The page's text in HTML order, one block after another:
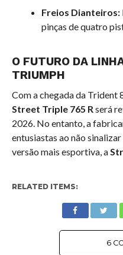
Freios Dianteiros:
pinças de quatro
O FUTURO DA
TRIUMPH
Com a chegada da Trident
Street Triple 765 Rserá
2026. No entanto, a
entusiastas ao não
versão mais esportiva, a
RELATED ITEMS:
6